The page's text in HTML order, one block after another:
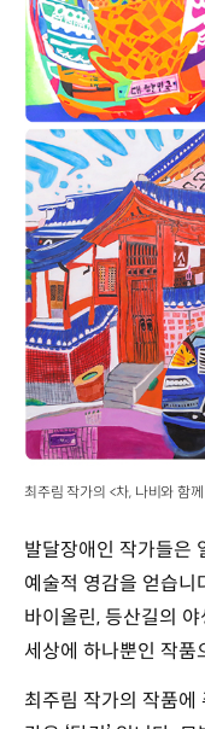
최주림 작가의 <차, 나비와 함
발달장애인 작가들은
예술적 영감을 얻습니
바이올린, 등산길의
세상에 하나뿐인 작품
최주림 작가의 작품에